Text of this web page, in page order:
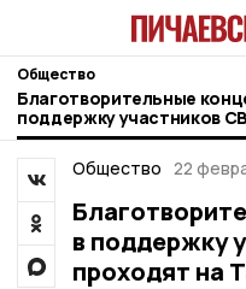
Общество
Благотворительные
поддержку участников
Тамбовщине
Общество 22
в поддержку
проходят на